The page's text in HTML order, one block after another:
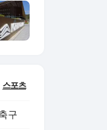
스포츠
구